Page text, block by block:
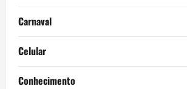
Carnaval
Celular
Conhecimento